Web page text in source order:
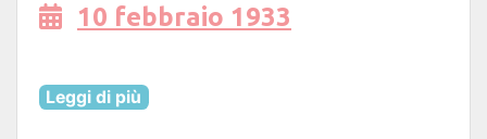
10 febbraio 1933
Leggi di più